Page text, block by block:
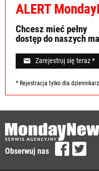
ALERT
Chcesz mieć pełny
dostęp do naszych
Zarejestruj się teraz *
* Rejestracja tylko dla
Obserwuj nas